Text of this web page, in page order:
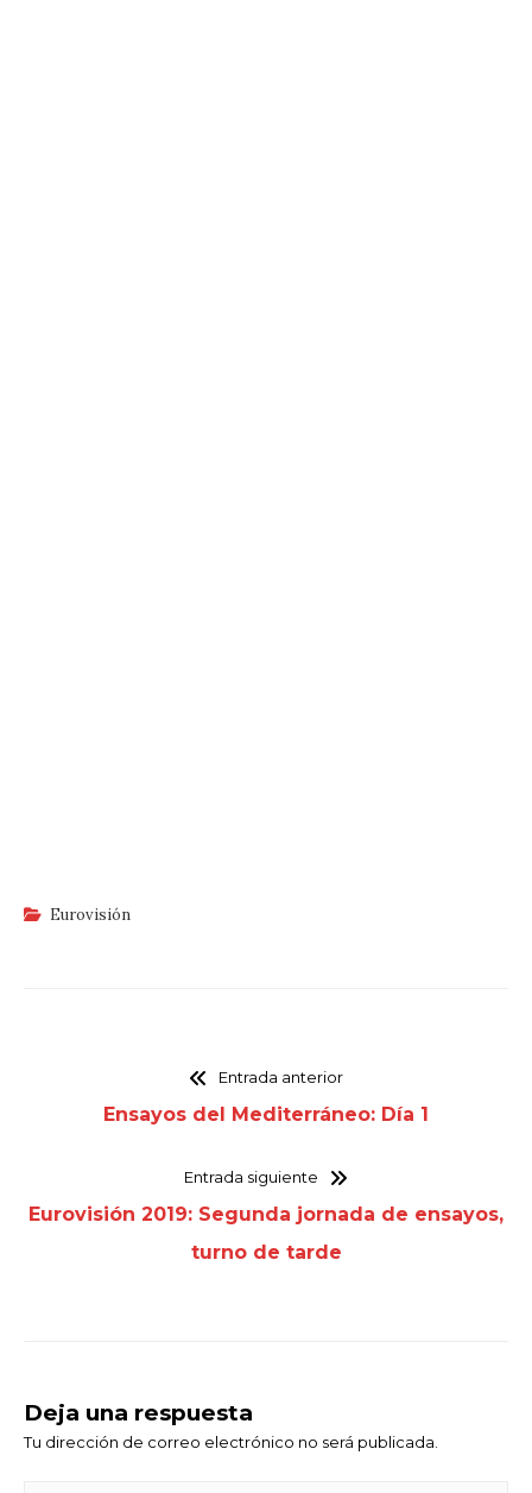
Eurovisión
Entrada anterior
Ensayos del Mediterráneo: Día 1
Entrada siguiente
Eurovisión 2019: Segunda jornada de ensayos,
turno de tarde
Deja una respuesta
Tu dirección de correo electrónico no será publicada.